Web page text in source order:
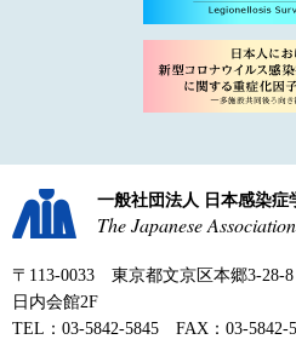
一般社団法人 日本感染症
The Japanese
〒113-0033 東京都文京区本郷3-28-8
日内会館2F
TEL：03-5842-5845 FAX：03-5842-